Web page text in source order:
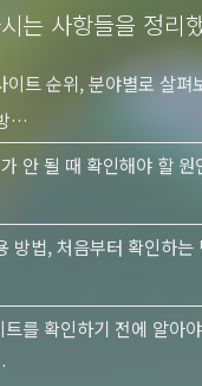
는 사항들을 정리
이트 순위, 분야별로 살펴
…
안 될 때 확인해야 할 원
방법, 처음부터 확인하는
를 확인하기 전에 알아야